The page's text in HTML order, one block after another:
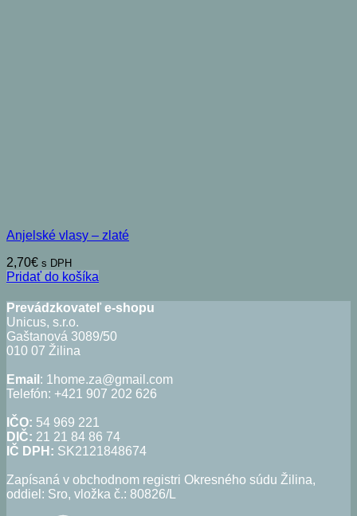
Anjelské vlasy – zlaté
2,70€ s DPH
Pridať do košíka
Prevádzkovateľ e-shopu
Unicus, s.r.o.
Gaštanová 3089/50
010 07 Žilina
Email : 1home.za@gmail.com
Telefón: +421 907 202 626
IČO: 54 969 221
DIČ: 21 21 84 86 74
IČ DPH: SK2121848674
Zapísaná v obchodnom registri Okresného súdu Žilina,
oddiel: Sro, vložka č.: 80826/L